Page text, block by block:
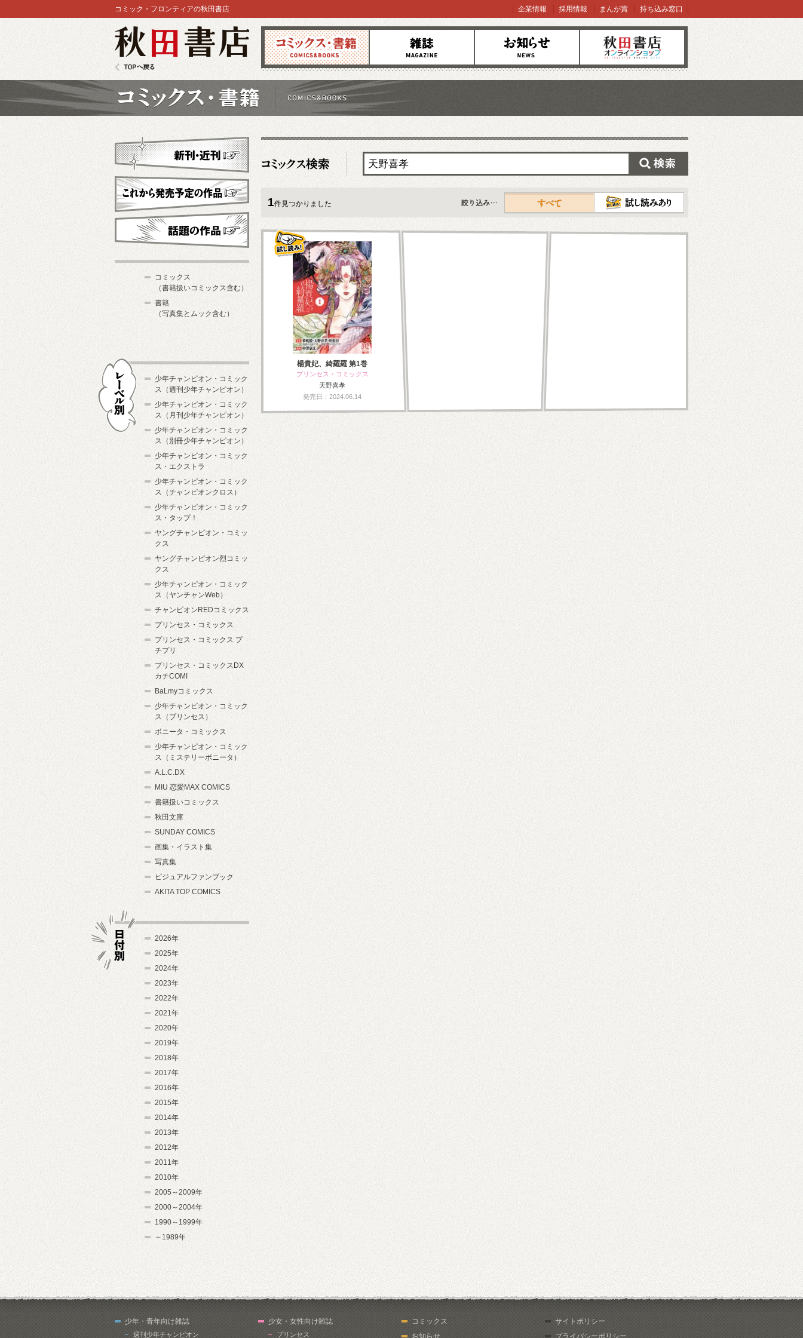
コミックス 雑誌 お知らせ オンラインショップ
コミック・フロンティアの秋田書店 企業情報 採用情報 まんが賞 持ち込み窓口
1件見つかりました
すべて
楊貴妃、綺羅羅 第1巻
プリンセス・コミックス
天野喜孝
発売日：2024.06.14
新刊・近刊
これから発売予定
コミックス
（書籍扱いコミックス含む）
書籍
（写真集とムック含む）
少年チャンピオン・コミック
ス（週刊少年チャンピオン）
少年チャンピオン・コミック
ス（月刊少年チャンピオン）
少年チャンピオン・コミック
ス（別冊少年チャンピオン）
少年チャンピオン・コミック
ス・エクストラ
少年チャンピオン・コミック
ス（チャンピオンクロス）
少年チャンピオン・コミック
ス・タップ！
ヤングチャンピオン・コミッ
クス
ヤングチャンピオン烈コミッ
クス
少年チャンピオン・コミック
ス（ヤンチャンWeb）
チャンピオンREDコミックス
プリンセス・コミックス
プリンセス・コミックス プ
チプリ
プリンセス・コミックスDX
カチCOMI
BaLmyコミックス
少年チャンピオン・コミック
ス（プリンセス）
ボニータ・コミックス
少年チャンピオン・コミック
ス（ミステリーボニータ）
A.L.C.DX
MIU 恋愛MAX COMICS
書籍扱いコミックス
秋田文庫
SUNDAY COMICS
画集・イラスト集
写真集
ビジュアルファンブック
AKITA TOP COMICS
2026年
2025年
2024年
2023年
2022年
2021年
2020年
2019年
2018年
2017年
2016年
2015年
2014年
2013年
2012年
2011年
2010年
2005～2009年
2000～2004年
1990～1999年
～1989年
少年・青年向け雑誌
週刊少年チャンピオン
少女・女性向け雑誌
プリンセス
コミックス
お知らせ
サイトポリシー
プライバシーポリシー